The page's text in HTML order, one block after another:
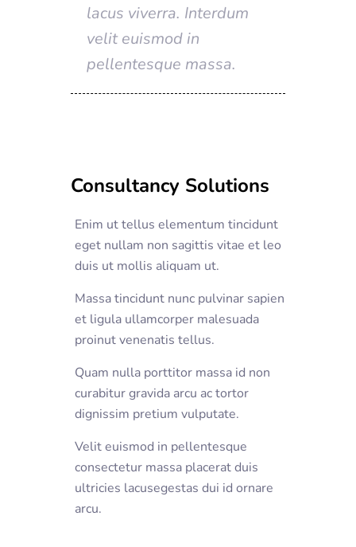
lacus viverra. Interdum
velit euismod in
pellentesque massa.
Consultancy Solutions
Enim ut tellus elementum tincidunt
eget nullam non sagittis vitae et leo
duis ut mollis aliquam ut.
Massa tincidunt nunc pulvinar sapien
et ligula ullamcorper malesuada
proinut venenatis tellus.
Quam nulla porttitor massa id non
curabitur gravida arcu ac tortor
dignissim pretium vulputate.
Velit euismod in pellentesque
consectetur massa placerat duis
ultricies lacusegestas dui id ornare
arcu.